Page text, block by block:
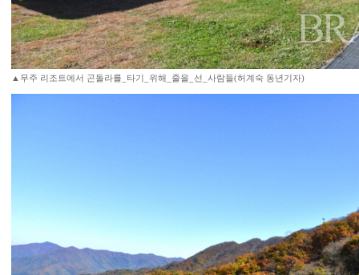
▲무주 리조트에서 곤돌라를_타기_위해_줄을_선_사람들(허계숙 동년기자)